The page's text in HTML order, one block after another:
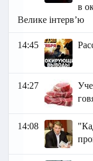
в
Велике інтерв’ю
14:45
14:27
14:08